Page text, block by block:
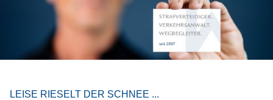
LEISE RIESELT DER SCHNEE ...